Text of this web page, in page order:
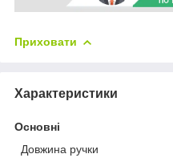
Приховати
Характеристики
Основні
Довжина ручки